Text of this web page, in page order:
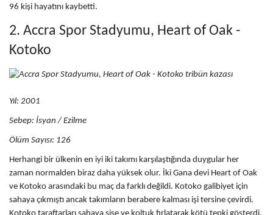
96 kişi hayatını kaybetti.
2. Accra Spor Stadyumu, Heart of Oak -
Kotoko
Yıl: 2001
Sebep: İsyan / Ezilme
Ölüm Sayısı: 126
Herhangi bir ülkenin en iyi iki takımı karşılaştığında duygular her
zaman normalden biraz daha yüksek olur. İki Gana devi Heart of Oak
ve Kotoko arasındaki bu maç da farklı değildi. Kotoko galibiyet için
sahaya çıkmıştı ancak takımların berabere kalması işi tersine çevirdi.